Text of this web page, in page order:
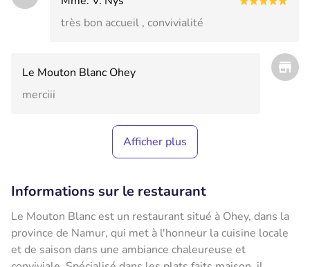
très bon accueil , convivialité
Le Mouton Blanc Ohey
merciii
Afficher plus
Informations sur le restaurant
Le Mouton Blanc est un restaurant situé à Ohey, dans la
province de Namur, qui met à l'honneur la cuisine locale
et de saison dans une ambiance chaleureuse et